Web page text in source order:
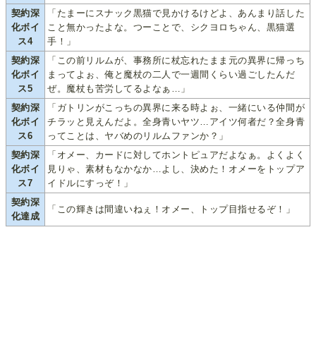
契約深
化ボイ
ス4
「たまーにスナック黒猫で見かけるけどよ、あんまり話した
こと無かったよな。つーことで、シクヨロちゃん、黒猫選
手！」
契約深
化ボイ
ス5
「この前リルムが、事務所に杖忘れたまま元の異界に帰っち
まってよぉ、俺と魔杖の二人で一週間くらい過ごしたんだ
ぜ。魔杖も苦労してるよなぁ…」
契約深
化ボイ
ス6
「ガトリンがこっちの異界に来る時よぉ、一緒にいる仲間が
チラッと見えんだよ。全身青いヤツ…アイツ何者だ？全身青
ってことは、ヤバめのリルムファンか？」
契約深
化ボイ
ス7
「オメー、カードに対してホントピュアだよなぁ。よくよく
見りゃ、素材もなかなか…よし、決めた！オメーをトップア
イドルにすっぞ！」
契約深
化達成
「この輝きは間違いねぇ！オメー、トップ目指せるぞ！」